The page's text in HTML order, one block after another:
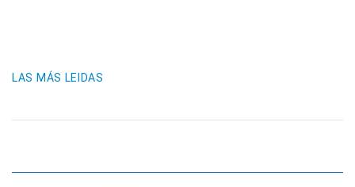
LAS MÁS LEIDAS